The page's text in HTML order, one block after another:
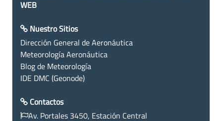
WEB
Nuestro Sitios
Dirección General de Aeronáutica
Meteorología Aeronáutica
Blog de Meteorología
IDE DMC (Geonode)
Contactos
Av. Portales 3450, Estación Central